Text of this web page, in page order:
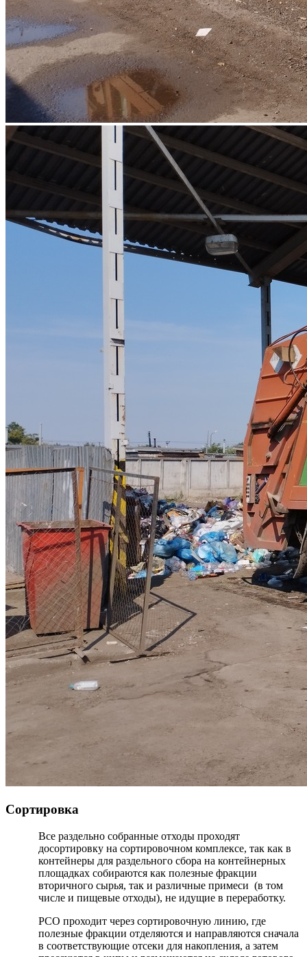
Сортировка
Все раздельно собранные отходы проходят
досортировку на сортировочном комплексе, так как в
контейнеры для раздельного сбора на контейнерных
площадках собираются как полезные фракции
вторичного сырья, так и различные примеси (в том
числе и пищевые отходы), не идущие в переработку.
РСО проходит через сортировочную линию, где
полезные фракции отделяются и направляются сначала
в соответствующие отсеки для накопления, а затем